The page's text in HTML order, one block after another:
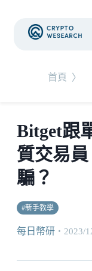
首頁 〉
Bitget跟
質交易
騙？
#新手教學
每日幣研 ・ 2023/